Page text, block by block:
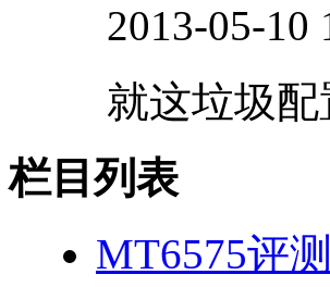
2013-05-10
就这垃圾
栏目列表
MT6575评测